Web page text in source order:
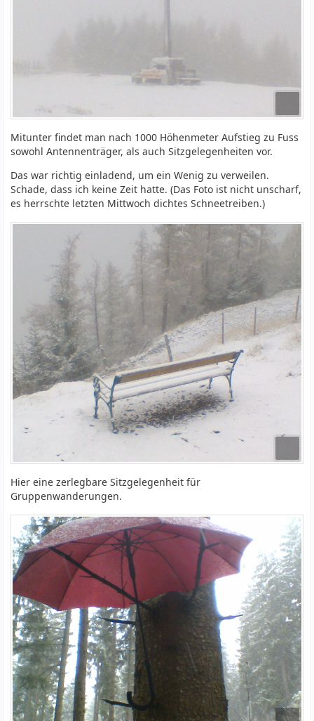
Mitunter findet man nach 1000 Höhenmeter Aufstieg zu Fuss
sowohl Antennenträger, als auch Sitzgelegenheiten vor.
Das war richtig einladend, um ein Wenig zu verweilen.
Schade, dass ich keine Zeit hatte. (Das Foto ist nicht unscharf,
es herrschte letzten Mittwoch dichtes Schneetreiben.)
Hier eine zerlegbare Sitzgelegenheit für
Gruppenwanderungen.